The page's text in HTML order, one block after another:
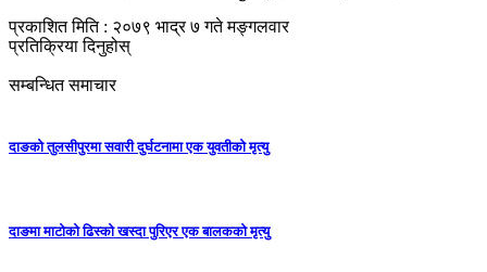
प्रकाशित मिति : २०७९ भाद्र ७ गते मङ्गलवार
प्रतिक्रिया दिनुहोस्
सम्बन्धित समाचार
दाङको तुलसीपुरमा सवारी दुर्घटनामा एक युवतीको मृत्यु
दाङमा माटोको ढिस्को खस्दा पुरिएर एक बालकको मृत्यु